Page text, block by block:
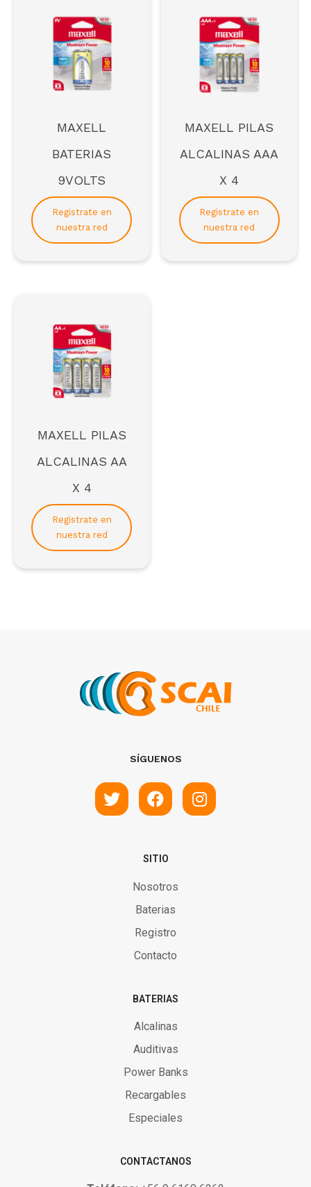
MAXELL
BATERIAS
9VOLTS
Registrate en
nuestra red
MAXELL PILAS
ALCALINAS AAA
X 4
Registrate en
nuestra red
MAXELL PILAS
ALCALINAS AA
X 4
Registrate en
nuestra red
SÍGUENOS
SITIO
Nosotros
Baterias
Registro
Contacto
BATERIAS
Alcalinas
Auditivas
Power Banks
Recargables
Especiales
CONTACTANOS
Regístrate
Para formar parte de la red de distribuidores de